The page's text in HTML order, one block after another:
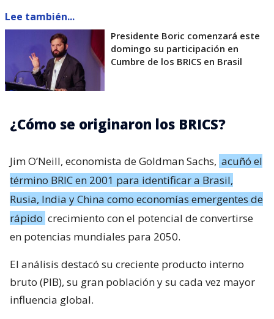
Lee también...
Presidente Boric comenzará este
domingo su participación en
Cumbre de los BRICS en Brasil
¿Cómo se originaron los BRICS?
Jim O’Neill, economista de Goldman Sachs, acuñó el
término BRIC en 2001 para identificar a Brasil,
Rusia, India y China como economías emergentes de
rápido crecimiento con el potencial de convertirse
en potencias mundiales para 2050.
El análisis destacó su creciente producto interno
bruto (PIB), su gran población y su cada vez mayor
influencia global.